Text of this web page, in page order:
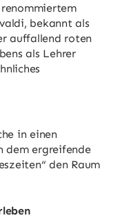
bekannt als
auffallend roten
als Lehrer
in einen
dem ergreifende
den Raum